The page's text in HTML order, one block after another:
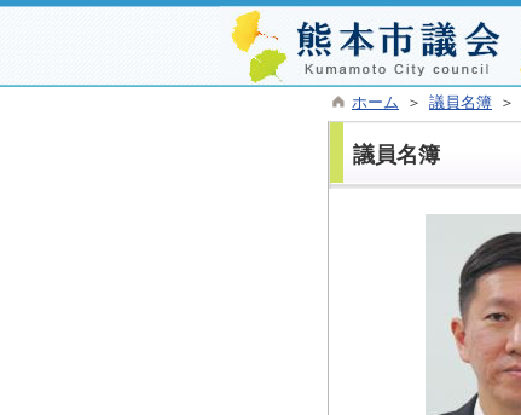
ホーム ＞ 議員名簿 ＞
議員名簿